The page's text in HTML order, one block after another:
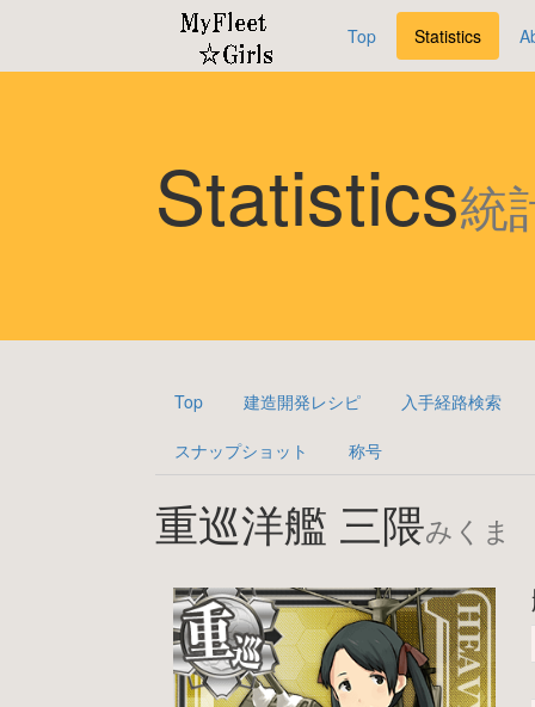
Top Statistics
Statistics統
Top 建造開発レシピ 入手経路検索
スナップショット 称号
重巡洋艦 三隈みくま